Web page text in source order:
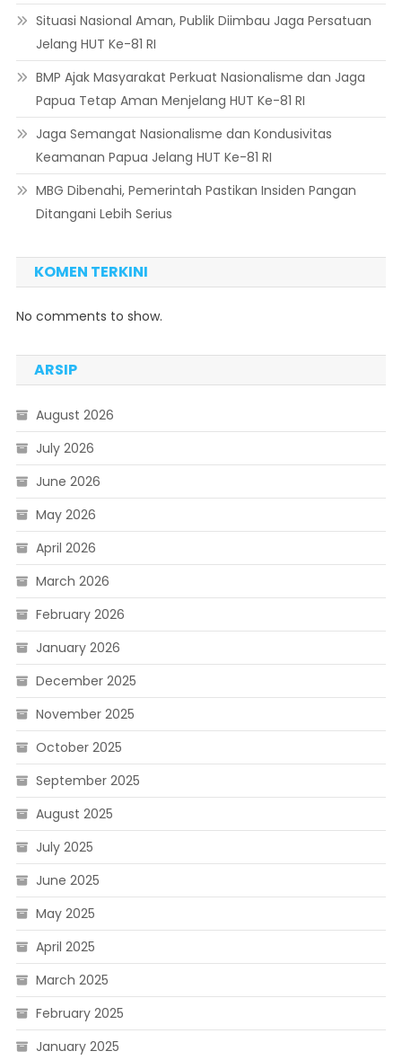
Situasi Nasional Aman, Publik Diimbau Jaga Persatuan
Jelang HUT Ke-81 RI
BMP Ajak Masyarakat Perkuat Nasionalisme dan Jaga
Papua Tetap Aman Menjelang HUT Ke-81 RI
Jaga Semangat Nasionalisme dan Kondusivitas
Keamanan Papua Jelang HUT Ke-81 RI
MBG Dibenahi, Pemerintah Pastikan Insiden Pangan
Ditangani Lebih Serius
KOMEN TERKINI
No comments to show.
ARSIP
August 2026
July 2026
June 2026
May 2026
April 2026
March 2026
February 2026
January 2026
December 2025
November 2025
October 2025
September 2025
August 2025
July 2025
June 2025
May 2025
April 2025
March 2025
February 2025
January 2025